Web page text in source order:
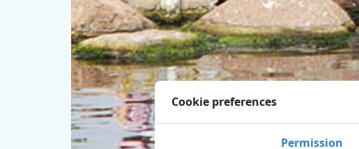
Cookie preferences
Permission